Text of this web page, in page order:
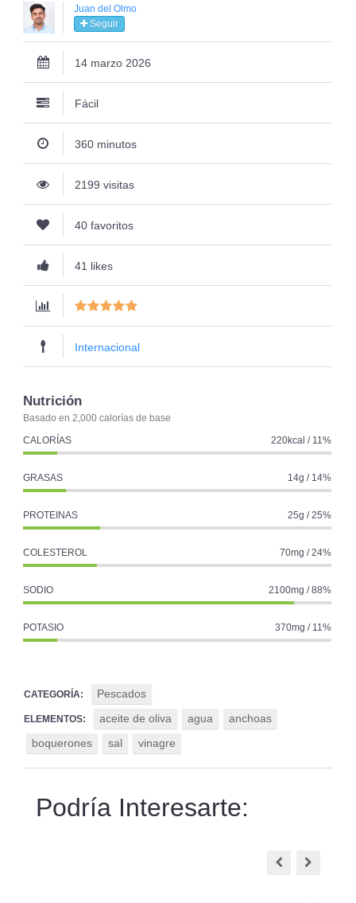
Juan del Olmo
Seguir
14 marzo 2026
Fácil
360 minutos
2199 visitas
40 favoritos
41 likes
Internacional
Nutrición
Basado en 2,000 calorías de base
CALORÍAS
220kcal / 11%
GRASAS 14g / 14%
PROTEINAS 25g / 25%
COLESTEROL 70mg / 24%
SODIO 2100mg / 88%
POTASIO 370mg / 11%
CATEGORÍA: Pescados
ELEMENTOS: aceite de oliva agua
anchoas
boquerones
sal vinagre
Podría Interesarte: